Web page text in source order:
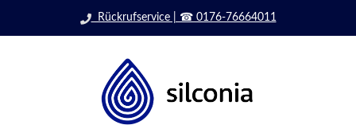
Zum Hauptinhalt springen
| ☎ 0176-76664011